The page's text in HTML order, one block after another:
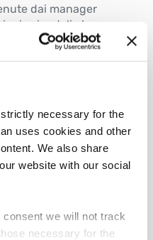
necessary for the
uses cookies and other
We also share
website with our social
we will not track
necessary for the
dai manager
aziendali che
Gefran anche
di analisi e
sulla valutazione
sviluppo delle
dei